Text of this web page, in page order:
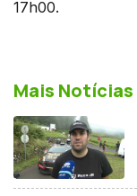
17h00.
Mais Notícias